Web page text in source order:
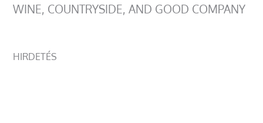
WINE, COUNTRYSIDE, AND GOOD COMPANY
HIRDETÉS